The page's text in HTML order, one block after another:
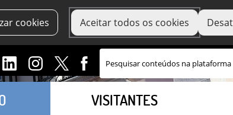
cookies Aceitar todos os cookies
VISITANTES